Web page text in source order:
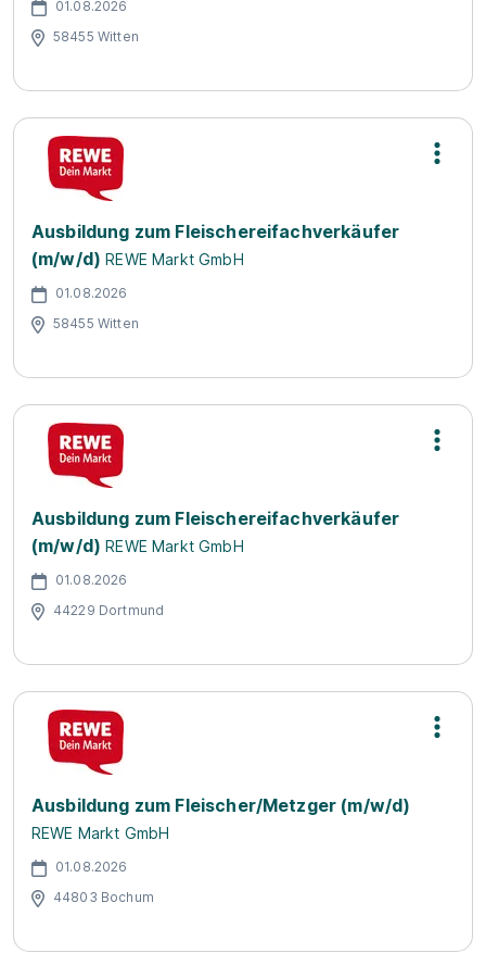
01.08.2026
58455 Witten
Ausbildung zum Fleischereifachverkäufer
(m/w/d) REWE Markt GmbH
01.08.2026
58455 Witten
Ausbildung zum Fleischereifachverkäufer
(m/w/d) REWE Markt GmbH
01.08.2026
44229 Dortmund
Ausbildung zum Fleischer/Metzger (m/w/d)
REWE Markt GmbH
01.08.2026
44803 Bochum